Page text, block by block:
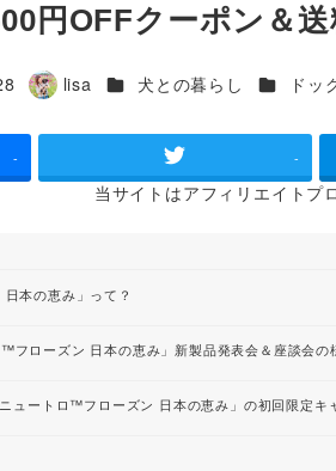
円OFFクーポン＆
著
lisa カテゴリー
犬との暮らし カテゴリ
ドッ
- -
当サイトはアフィリエイトプ
本の恵み」って？
™フローズン 日本の恵み」新製品発表会＆座談会の
ュートロ™フローズン 日本の恵み」の初回限定キ